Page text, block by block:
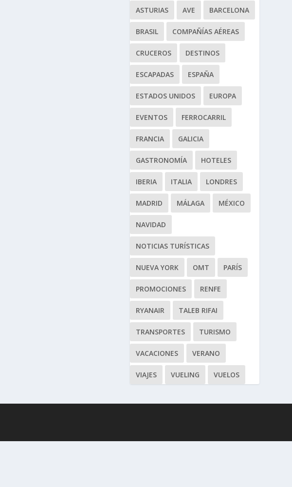
ASTURIAS AVE BARCELONA
BRASIL COMPAÑÍAS AÉREAS
CRUCEROS DESTINOS
ESCAPADAS ESPAÑA
ESTADOS UNIDOS EUROPA
EVENTOS FERROCARRIL
FRANCIA GALICIA
GASTRONOMÍA HOTELES
IBERIA ITALIA LONDRES
MADRID MÁLAGA MÉXICO
NAVIDAD
NOTICIAS TURÍSTICAS
NUEVA YORK OMT PARÍS
PROMOCIONES RENFE
RYANAIR TALEB RIFAI
TRANSPORTES TURISMO
VACACIONES VERANO
VIAJES VUELING VUELOS